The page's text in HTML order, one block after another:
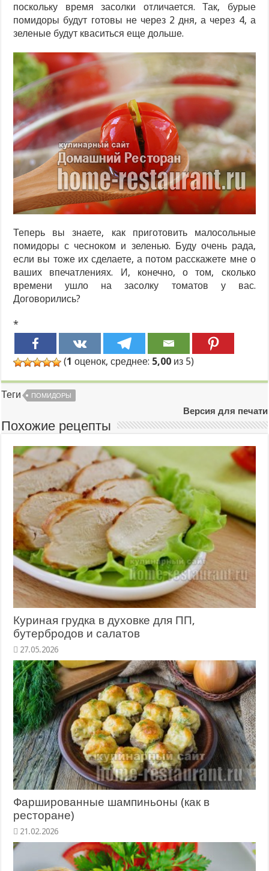
поскольку время засолки отличается. Так, бурые
помидоры будут готовы не через 2 дня, а через 4, а
зеленые будут кваситься еще дольше.
Теперь вы знаете, как приготовить малосольные
помидоры с чесноком и зеленью. Буду очень рада,
если вы тоже их сделаете, а потом расскажете мне о
ваших впечатлениях. И, конечно, о том, сколько
времени ушло на засолку томатов у вас.
Договорились?
*
(1 оценок, среднее: 5,00 из 5)
Теги ПОМИДОРЫ
Версия для печати
Похожие рецепты
Куриная грудка в духовке для ПП,
бутербродов и салатов
27.05.2026
Фаршированные шампиньоны (как в
ресторане)
21.02.2026